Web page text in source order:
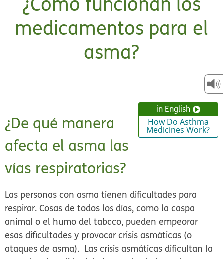
biblioteca
KidsHealth
medicamentos para el
asma?
in English
How Do Asthma
Medicines Work?
¿De qué manera
afecta el asma las
vías respiratorias?
Las personas con asma tienen dificultades para
respirar. Cosas de todos los días, como la caspa
animal o el humo del tabaco, pueden empeorar
esas dificultades y provocar crisis asmáticas (o
ataques de asma). Las crisis asmáticas dificultan la